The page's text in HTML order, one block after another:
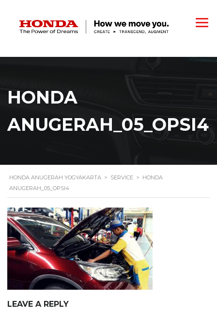
HONDA
ANUGERAH_05_OPSI4
HONDA ANUGERAH YOGYAKARTA > SERVICE > HONDA
ANUGERAH_05_OPSI4
LEAVE A REPLY